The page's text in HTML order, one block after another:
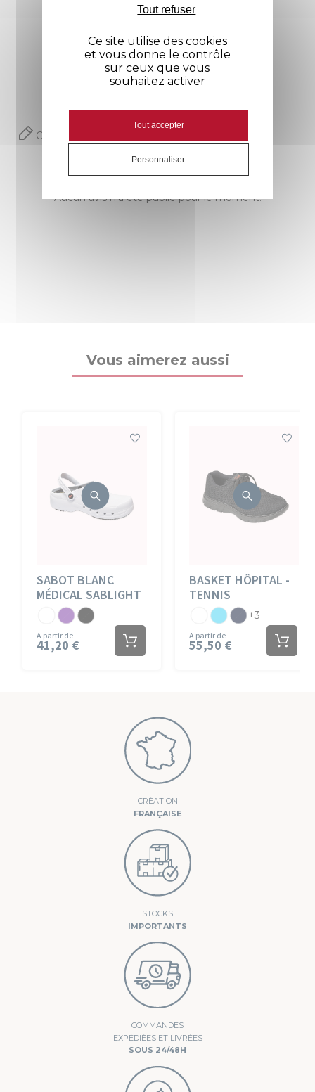
2 poches basses
2 fentes dos
Avis
Commentaires (0)
Aucun avis n'a été publié pour le moment.
Vous aimerez aussi
SABOT BLANC
MÉDICAL SABLIGHT
A partir de
41,20 €
BlancViolineNoir
BASKET HÔPITAL -
TENNIS
A partir de
55,50 €
BlancAtoll Marine
+3
CRÉATION
FRANÇAISE
STOCKS
IMPORTANTS
COMMANDES
EXPÉDIÉES ET LIVRÉES
SOUS 24/48H
Ce site utilise des cookies
et vous donne le contrôle
sur ceux que vous
souhaitez activer
Tout accepter
Tout refuser
Personnaliser